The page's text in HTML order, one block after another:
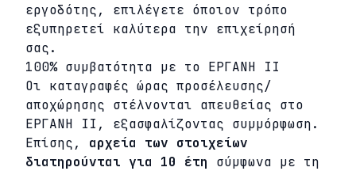
εργοδότης, επιλέγετε όποιον τρόπο
εξυπηρετεί καλύτερα την επιχείρησή
σας.
100% συμβατότητα με το ΕΡΓΑΝΗ ΙΙ
Οι καταγραφές ώρας προσέλευσης/
αποχώρησης στέλνονται απευθείας στο
ΕΡΓΑΝΗ ΙΙ, εξασφαλίζοντας συμμόρφωση.
Επίσης, αρχεία των στοιχείων
διατηρούνται για 10 έτη σύμφωνα με τη